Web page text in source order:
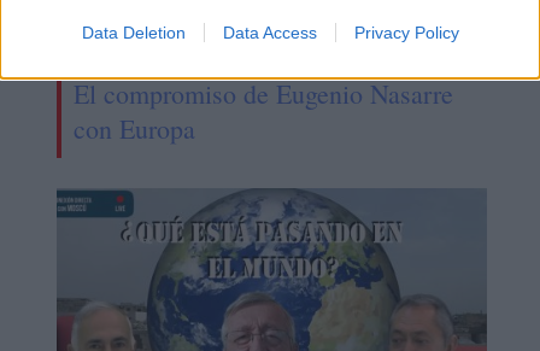
Data Deletion Data Access Privacy Policy
El compromiso de Eugenio Nasarre
con Europa